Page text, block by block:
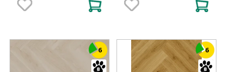
6 6